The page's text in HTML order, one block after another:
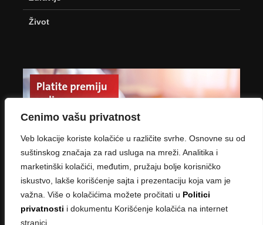
Cenimo vašu privatnost
Veb lokacije koriste kolačiće u različite svrhe. Osnovne su od
suštinskog značaja za rad usluga na mreži. Analitika i
marketinški kolačići, međutim, pružaju bolje korisničko
iskustvo, lakše korišćenje sajta i prezentaciju koja vam je
važna. Više o kolačićima možete pročitati u Politici
privatnosti i dokumentu Korišćenje kolačića na internet
stranici.
Život